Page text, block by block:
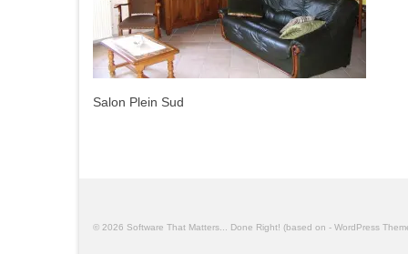
Salon Plein Sud
© 2026 Software That Matters... Done Right! (based on - WordPress